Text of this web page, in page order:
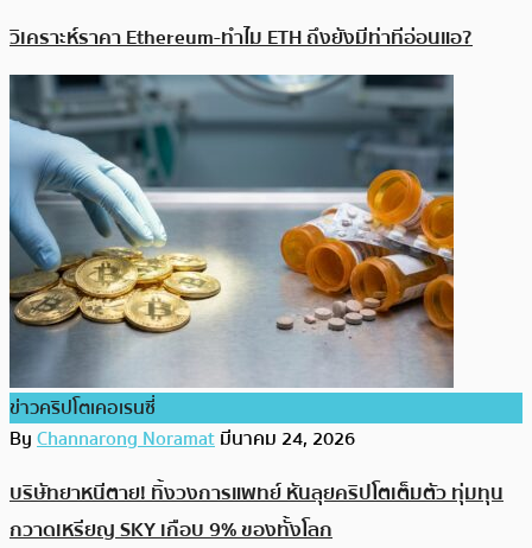
วิเคราะห์ราคา Ethereum-ทำไม ETH ถึงยังมีท่าทีอ่อนแอ?
ข่าวคริปโตเคอเรนซี่
ByChannarong Noramatมีนาคม 24, 2026
บริษัทยาหนีตาย! ทิ้งวงการแพทย์ หันลุยคริปโตเต็มตัว ทุ่มทุน
กวาดเหรียญ SKY เกือบ 9% ของทั้งโลก